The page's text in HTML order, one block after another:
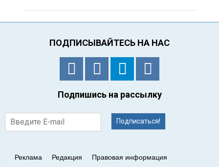
ПОДПИСЫВАЙТЕСЬ НА НАС
Подпишись на рассылку
Подписаться!
Реклама Редакция Правовая информация